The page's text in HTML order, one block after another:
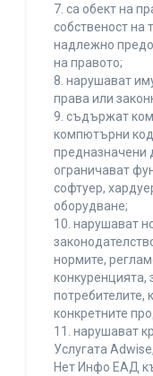
7. са обект на
собственост на
надлежно
на правото;
8. нарушават
права или
9. съдържат
компютърни
предназначени
ограничават
софтуер,
оборудване;
10. нарушават
нормите,
конкуренцията,
потребителите,
конкретните
11. нарушават
Услугата
Нет Инфо ЕАД